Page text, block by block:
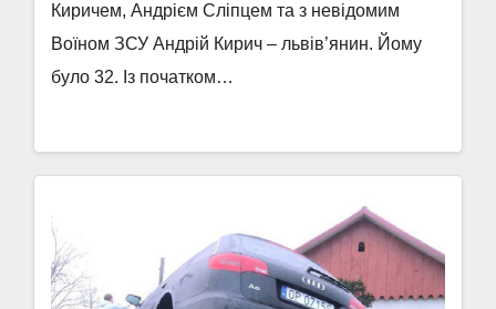
Киричем, Андрієм Сліпцем та з невідомим
Воїном ЗСУ Андрій Кирич – львів’янин. Йому
було 32. Із початком…